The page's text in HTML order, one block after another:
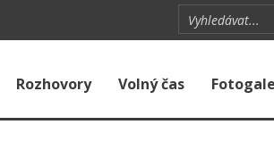
Rozhovory Volný čas